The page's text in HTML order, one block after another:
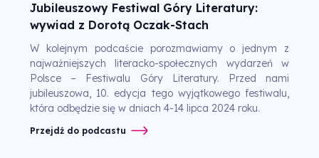
Jubileuszowy Festiwal Góry Literatury:
wywiad z Dorotą Oczak-Stach
W kolejnym podcaście porozmawiamy o jednym z
najważniejszych literacko-społecznych wydarzeń w
Polsce – Festiwalu Góry Literatury. Przed nami
jubileuszowa, 10. edycja tego wyjątkowego festiwalu,
która odbędzie się w dniach 4-14 lipca 2024 roku.
Przejdź do podcastu